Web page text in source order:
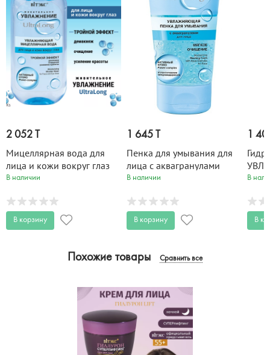
2 052 T
Мицеллярная вода для
лица и кожи вокруг глаз
УВЛАЖНЕНИЕ UltraLong
В наличии
В корзину
1 645 T
Пенка для умывания для
лица с аквагранулами
УВЛАЖНЕНИЕ UltraLong
В наличии
В корзину
1
200
В
В
Похожие товары Сравнить все